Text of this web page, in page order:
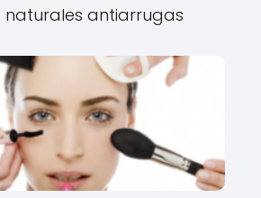
naturales antiarrugas